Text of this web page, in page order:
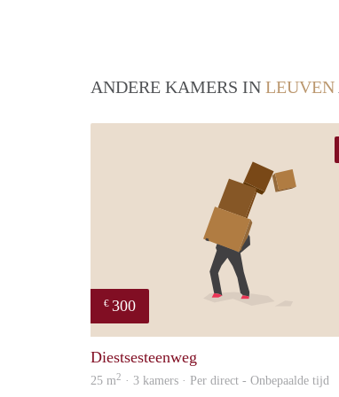
ANDERE KAMERS IN LEUVEN
€ 300
Diestsesteenweg
25 m2 · 3 kamers · Per direct - Onbepaalde tijd